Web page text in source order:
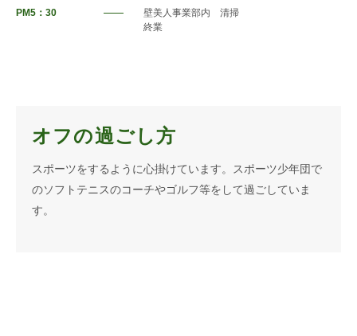
PM5：30
壁美人事業部内 清掃
終業
オフの過ごし方
スポーツをするように心掛けています。スポーツ少年団で
のソフトテニスのコーチやゴルフ等をして過ごしていま
す。